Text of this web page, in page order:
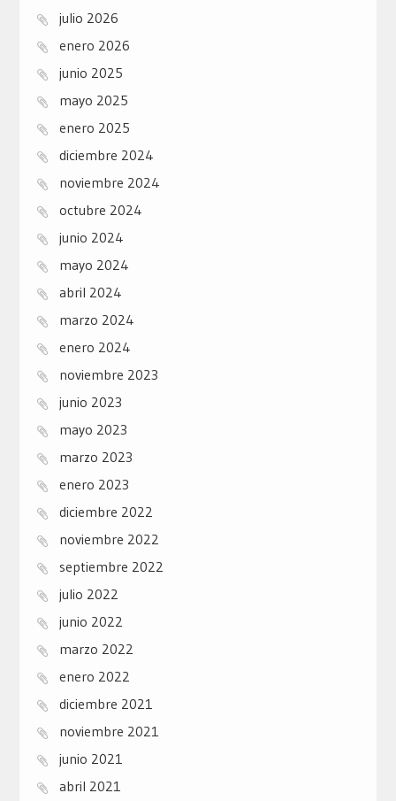
julio 2026
enero 2026
junio 2025
mayo 2025
enero 2025
diciembre 2024
noviembre 2024
octubre 2024
junio 2024
mayo 2024
abril 2024
marzo 2024
enero 2024
noviembre 2023
junio 2023
mayo 2023
marzo 2023
enero 2023
diciembre 2022
noviembre 2022
septiembre 2022
julio 2022
junio 2022
marzo 2022
enero 2022
diciembre 2021
noviembre 2021
junio 2021
abril 2021